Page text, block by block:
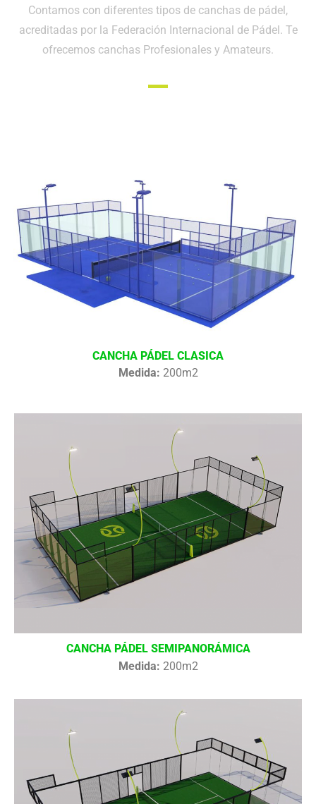
Contamos con diferentes tipos de canchas de pádel,
acreditadas por la Federación Internacional de Pádel. Te
ofrecemos canchas Profesionales y Amateurs.
CANCHA PÁDEL CLASICA
Medida: 200m2
CANCHA PÁDEL SEMIPANORÁMICA
Medida: 200m2